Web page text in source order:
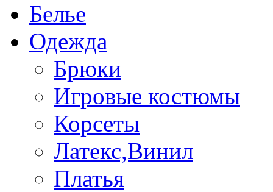
Белье
Одежда
Брюки
Игровые костюмы
Корсеты
Латекс,Винил
Платья